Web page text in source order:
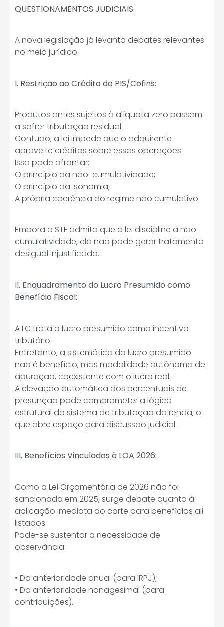
QUESTIONAMENTOS JUDICIAIS
A nova legislação já levanta debates relevantes
no meio jurídico.
I. Restrição ao Crédito de PIS/Cofins:
Produtos antes sujeitos à alíquota zero passam
a sofrer tributação residual.
Contudo, a lei impede que o adquirente
aproveite créditos sobre essas operações.
Isso pode afrontar:
O princípio da não-cumulatividade;
O princípio da isonomia;
A própria coerência do regime não cumulativo.
Embora o STF admita que a lei discipline a não-
cumulatividade, ela não pode gerar tratamento
desigual injustificado.
II. Enquadramento do Lucro Presumido como
Benefício Fiscal:
A LC trata o lucro presumido como incentivo
tributário.
Entretanto, a sistemática do lucro presumido
não é benefício, mas modalidade autônoma de
apuração, coexistente com o lucro real.
A elevação automática dos percentuais de
presunção pode comprometer a lógica
estrutural do sistema de tributação da renda, o
que abre espaço para discussão judicial.
III. Benefícios Vinculados à LOA 2026:
Como a Lei Orçamentária de 2026 não foi
sancionada em 2025, surge debate quanto à
aplicação imediata do corte para benefícios ali
listados.
Pode-se sustentar a necessidade de
observância:
• Da anterioridade anual (para IRPJ);
• Da anterioridade nonagesimal (para
contribuições).